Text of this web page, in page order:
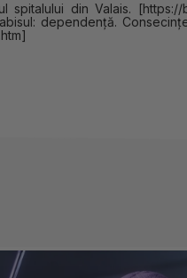
spitalului din Valais. [https://
dependență.